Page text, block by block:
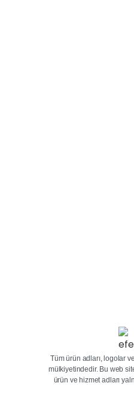
Tüm ürün adları, logolar
mülkiyetindedir. Bu web
ürün ve hizmet adları